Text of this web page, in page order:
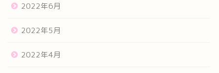
2022年6月
2022年5月
2022年4月